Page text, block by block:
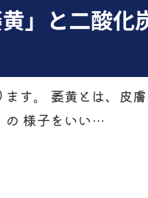
」と二酸化
す。 萎黄とは、皮
の 様子をいい…